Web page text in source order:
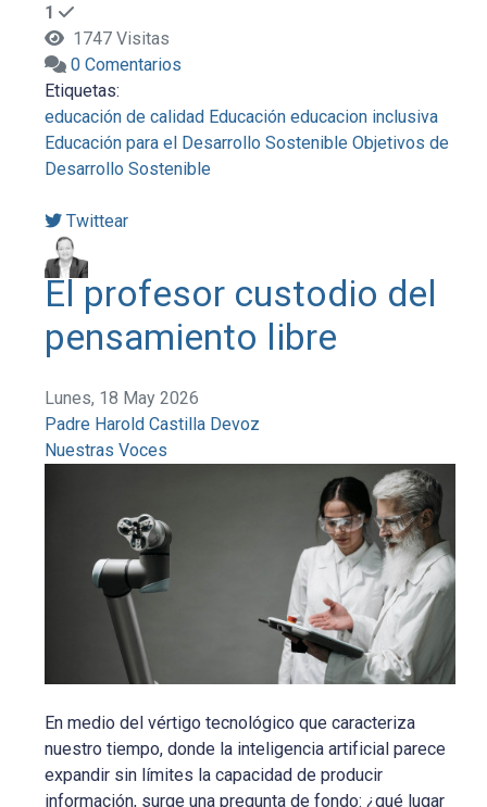
1
1747 Visitas
0 Comentarios
Etiquetas:
educación de calidad Educación educacion inclusiva
Educación para el Desarrollo Sostenible Objetivos de
Desarrollo Sostenible
Twittear
El profesor custodio del
pensamiento libre
Lunes, 18 May 2026
Padre Harold Castilla Devoz
Nuestras Voces
En medio del vértigo tecnológico que caracteriza
nuestro tiempo, donde la inteligencia artificial parece
expandir sin límites la capacidad de producir
información, surge una pregunta de fondo: ¿qué lugar